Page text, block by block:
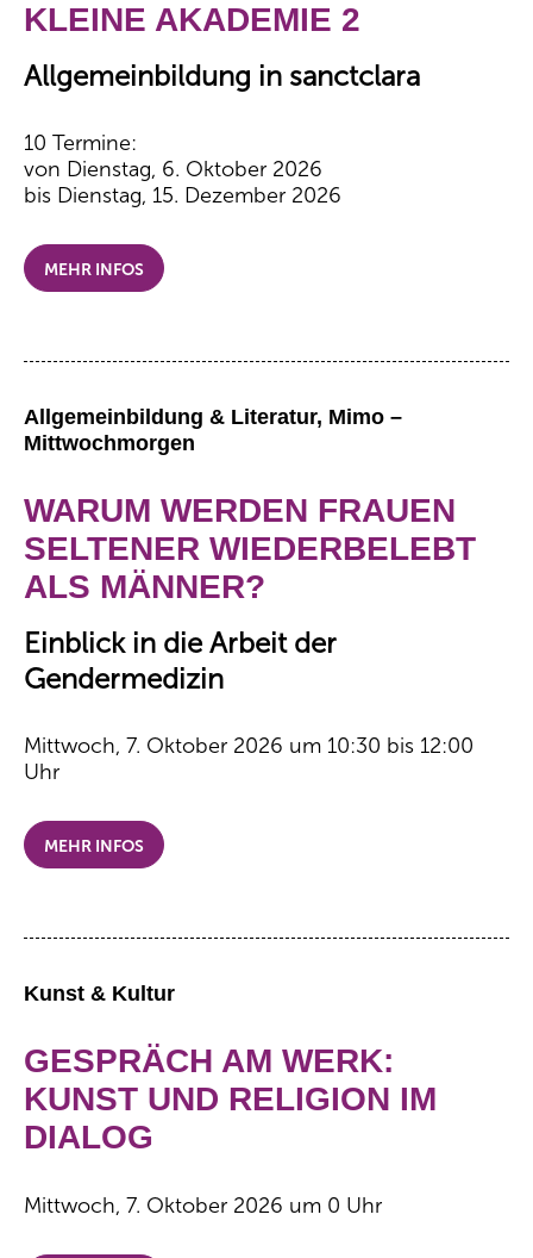
KLEINE AKADEMIE 2
Allgemeinbildung in sanctclara
10 Termine:
von Dienstag, 6. Oktober 2026
bis Dienstag, 15. Dezember 2026
MEHR INFOS
Allgemeinbildung & Literatur, Mimo –
Mittwochmorgen
WARUM WERDEN FRAUEN
SELTENER WIEDERBELEBT
ALS MÄNNER?
Einblick in die Arbeit der
Gendermedizin
Mittwoch, 7. Oktober 2026 um 10:30 bis 12:00
Uhr
MEHR INFOS
Kunst & Kultur
GESPRÄCH AM WERK:
KUNST UND RELIGION IM
DIALOG
Mittwoch, 7. Oktober 2026 um 0 Uhr